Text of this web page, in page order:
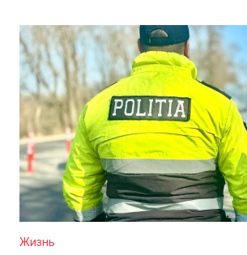
имеет около 41% шансов на победу,
(Eclipse) — 22%, Греция —
Жизнь